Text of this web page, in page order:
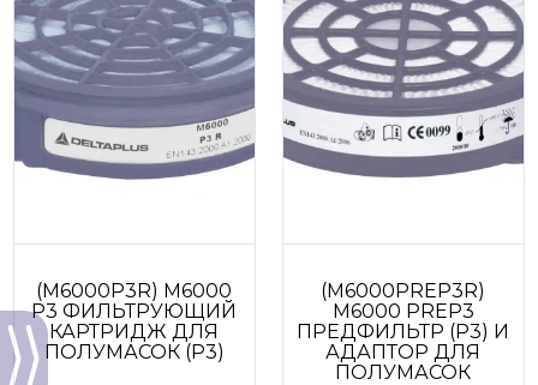
(M6000P3R) M6000
P3 ФИЛЬТРУЮЩИЙ
КАРТРИДЖ ДЛЯ
ПОЛУМАСОК (P3)
(M6000PREP3R)
M6000 PREP3
ПРЕДФИЛЬТР (P3) И
АДАПТОР ДЛЯ
ПОЛУМАСОК